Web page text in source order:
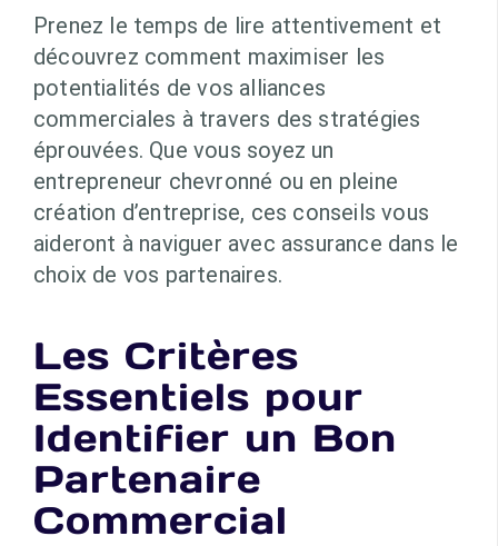
Prenez le temps de lire attentivement et
découvrez comment maximiser les
potentialités de vos alliances
commerciales à travers des stratégies
éprouvées. Que vous soyez un
entrepreneur chevronné ou en pleine
création d’entreprise, ces conseils vous
aideront à naviguer avec assurance dans le
choix de vos partenaires.
Les Critères
Essentiels pour
Identifier un Bon
Partenaire
Commercial